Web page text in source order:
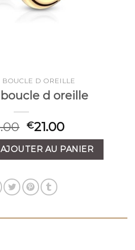
D OREILLE
d oreille
€21.00
boucle d oreille
AJOUTER AU PANIER